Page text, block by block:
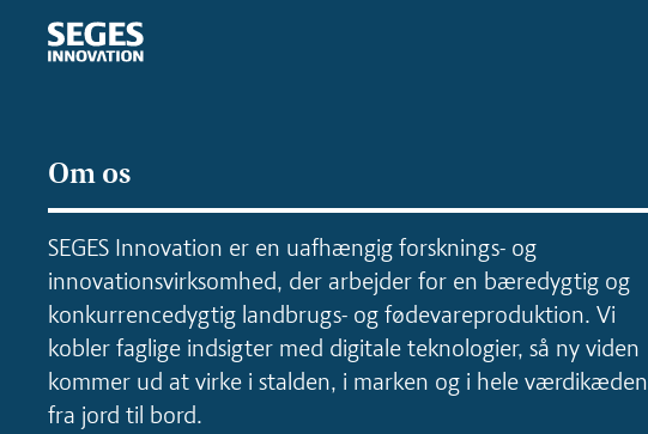
Om os
SEGES Innovation er en uafhængig forsknings- og
innovationsvirksomhed, der arbejder for en bæredygtig og
konkurrencedygtig landbrugs- og fødevareproduktion. Vi
kobler faglige indsigter med digitale teknologier, så ny viden
kommer ud at virke i stalden, i marken og i hele værdikæden
fra jord til bord.